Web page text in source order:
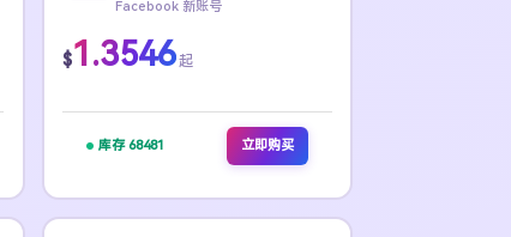
Facebook 新账号
$1.3546起
库存 68481 立即购买